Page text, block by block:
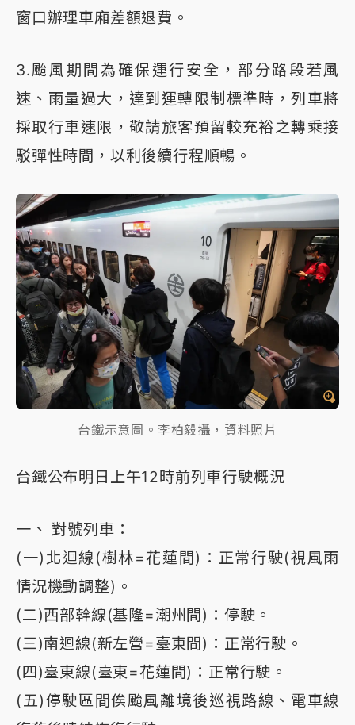
窗口辦理車廂差額退費。
3.颱風期間為確保運行安全，部分路段若風
速、雨量過大，達到運轉限制標準時，列車將
採取行車速限，敬請旅客預留較充裕之轉乘接
駁彈性時間，以利後續行程順暢。
台鐵示意圖。李柏毅攝，資料照片
台鐵公布明日上午12時前列車行駛概況
一、 對號列車：
(一)北迴線(樹林=花蓮間)：正常行駛(視風雨
情況機動調整)。
(二)西部幹線(基隆=潮州間)：停駛。
(三)南迴線(新左營=臺東間)：正常行駛。
(四)臺東線(臺東=花蓮間)：正常行駛。
(五)停駛區間俟颱風離境後巡視路線、電車線